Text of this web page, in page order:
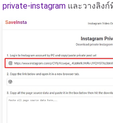
private-instagram และวางลิง